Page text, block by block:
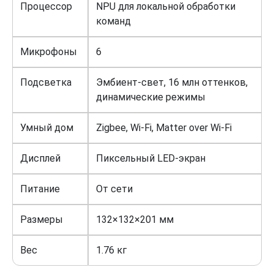
Процессор
NPU для локальной обработки
команд
Микрофоны 6
Подсветка
Эмбиент-свет, 16 млн оттенков,
динамические режимы
Умный дом Zigbee, Wi-Fi, Matter over Wi-Fi
Дисплей Пиксельный LED-экран
Питание От сети
Размеры 132×132×201 мм
Вес 1.76 кг